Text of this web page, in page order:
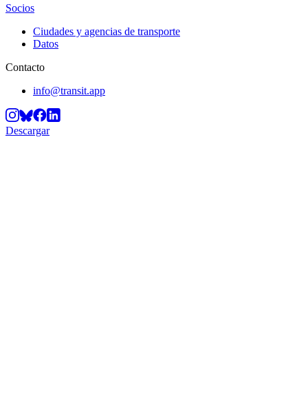
Socios
Ciudades y agencias de transporte
Datos
Contacto
info@transit.app
Descargar